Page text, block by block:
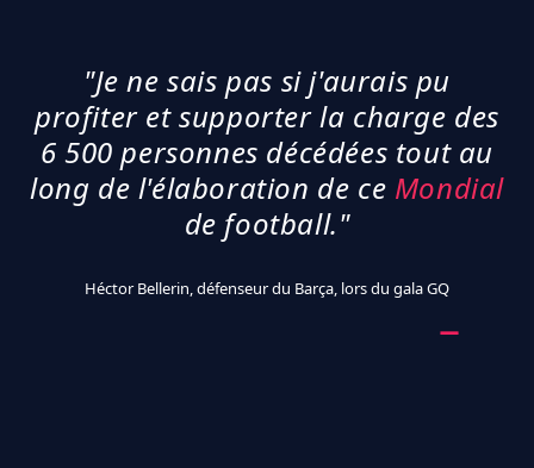
"Je ne sais pas si j'aurais pu
profiter et supporter la charge des
6 500 personnes décédées tout au
long de l'élaboration de ce Mondial
de football."
Héctor Bellerin, défenseur du Barça, lors du gala GQ